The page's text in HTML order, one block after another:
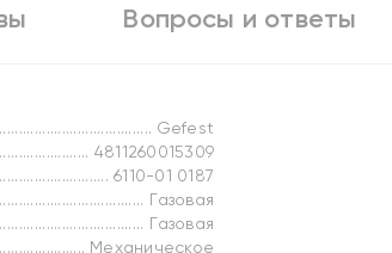
Вопросы и ответы
Gefest
4811260015309
6110-01 0187
Газовая
Газовая
Механическое